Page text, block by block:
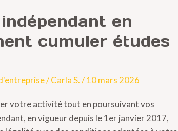
en
cumuler études
/Carla S./10 mars 2026
votre activité tout en poursuivant vos
en vigueur depuis le 1er janvier 2017,